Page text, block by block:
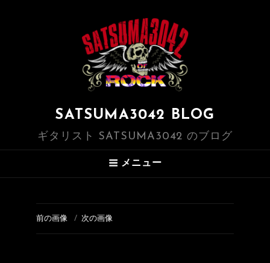
SATSUMA3042 BLOG
ギタリスト SATSUMA3042 のブログ
メニュー
前の画像 次の画像